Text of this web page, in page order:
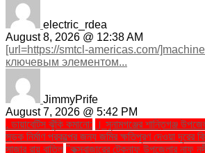
electric_rdea
August 8, 2026 @ 12:38 AM
[url=https://smtcl-americas.com/
ключевым элементом...
JimmyPrife
August 7, 2026 @ 5:42 PM
. ডায়াবেটিস ঝুঁকি কমানো:
। সুনামগঞ্জের শান্তিগঞ্জ
সড়ক নির্মাণ প্রকল্পের জন্য জমির ক্ষতিপূরণ দেওয়া দূরের
সাজার রায় বাতিল ''কক্সবাজারের টেকনাফ উপজেলার নাফ